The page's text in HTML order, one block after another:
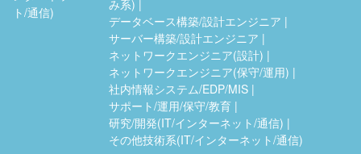
ト/通信)
み系)
データベース構築/設計エンジニア
サーバー構築/設計エンジニア
ネットワークエンジニア(設計)
ネットワークエンジニア(保守/運用)
社内情報システム/EDP/MIS
サポート/運用/保守/教育
研究/開発(IT/インターネット/通信)
その他技術系(IT/インターネット/通信)